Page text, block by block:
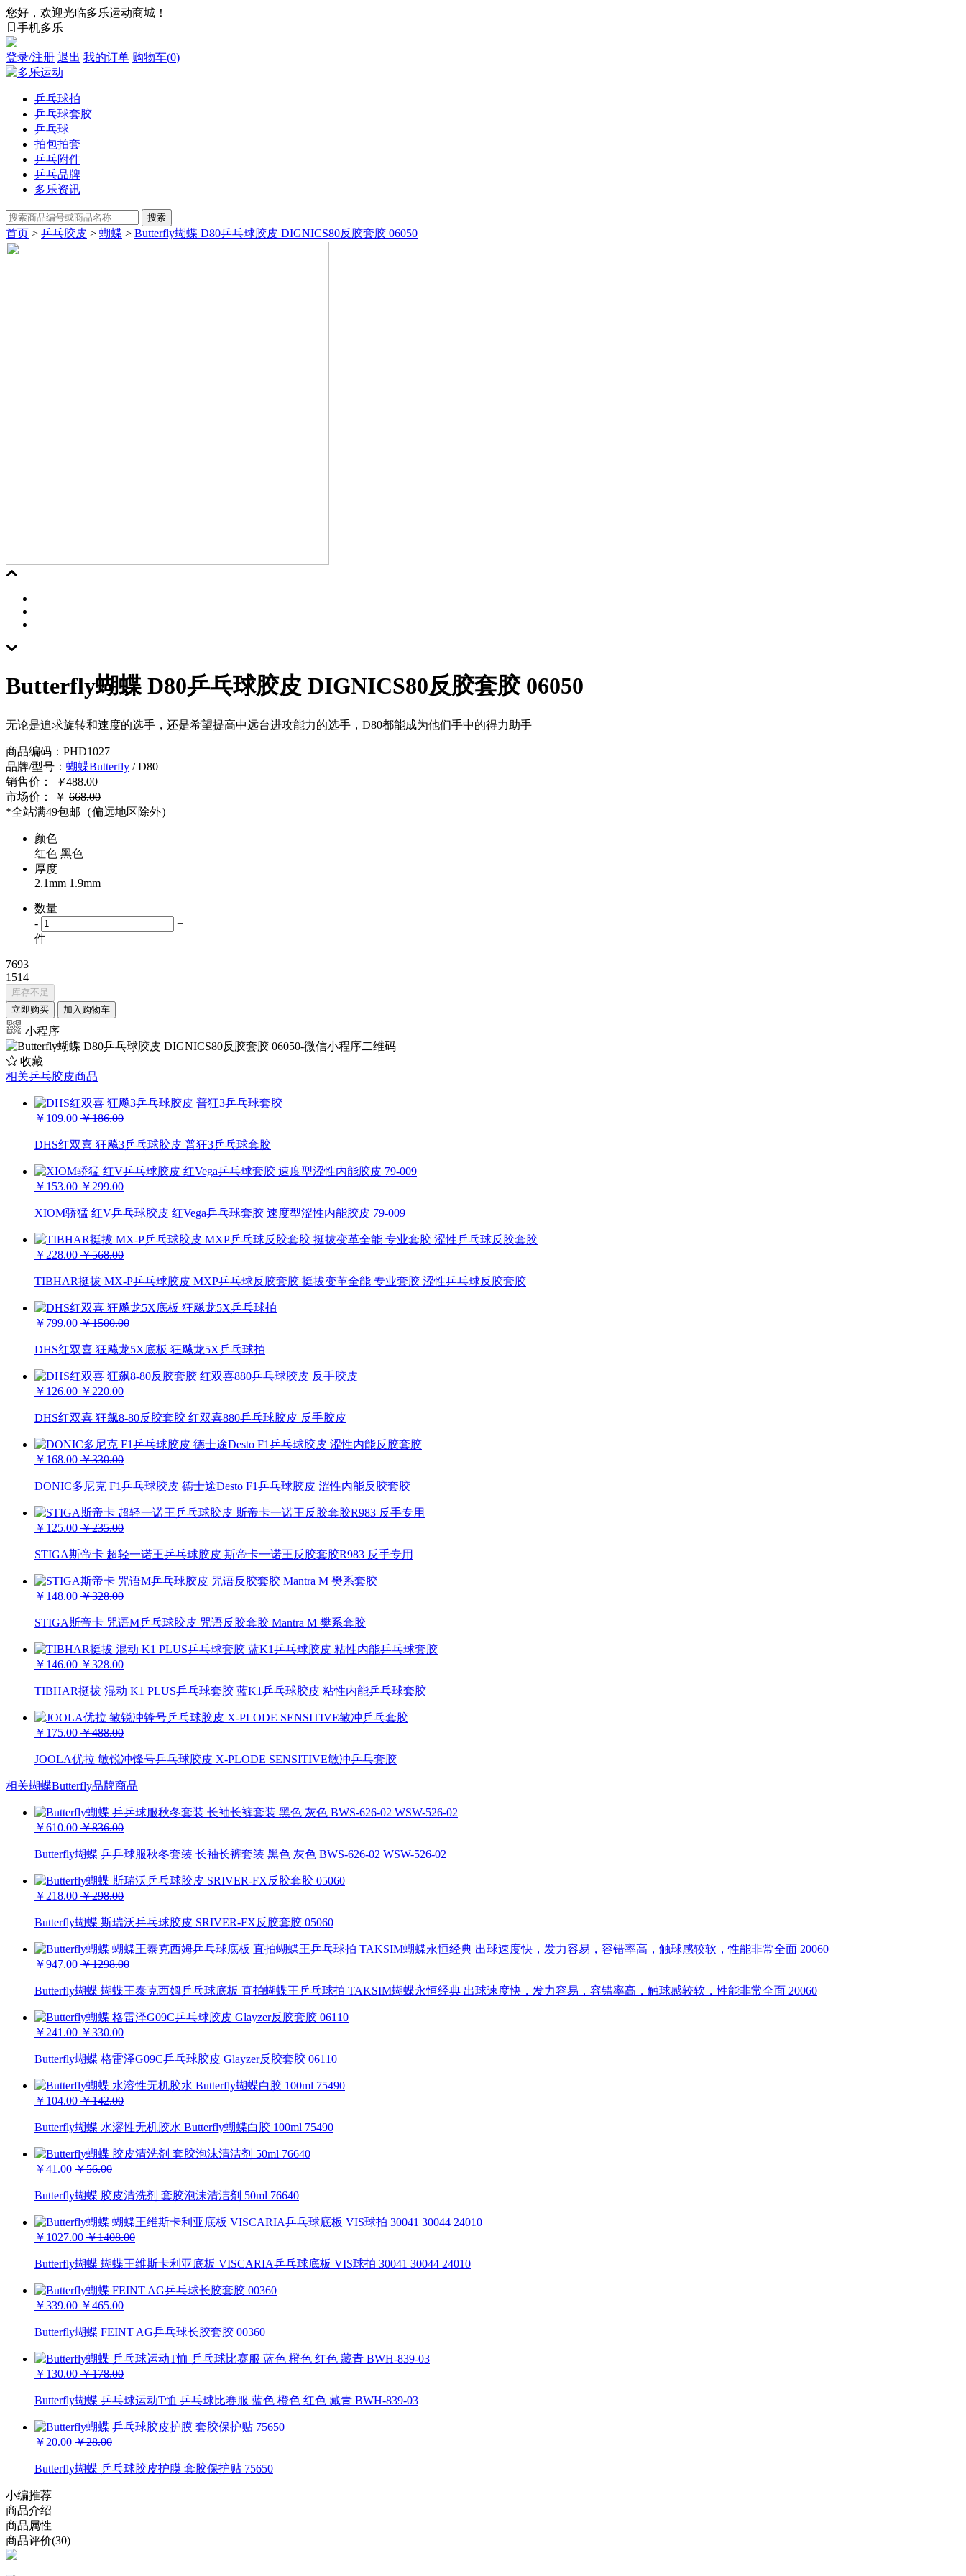
您好，欢迎光临多乐运动商城！
手机多乐
登录/注册 退出 我的订单 购物车(0)
乒乓球拍
乒乓球套胶
乒乓球
拍包拍套
乒乓附件
乒乓品牌
多乐资讯
首页 > 乒乓胶皮 > 蝴蝶 > Butterfly蝴蝶 D80乒乓球胶皮 DIGNICS80反胶套胶 06050
Butterfly蝴蝶 D80乒乓球胶皮 DIGNICS80反胶套胶 06050
无论是追求旋转和速度的选手，还是希望提高中远台进攻能力的选手，D80都能成为他们手中的得力助手
商品编码 ： PHD1027
品牌/型号 ： 蝴蝶Butterfly / D80
销售价：
￥488.00
市场价：
￥ 668.00
*全站满49包邮（偏远地区除外）
颜色
红色 黑色
厚度
2.1mm 1.9mm
数量
-
+
件
7693
1514
库存不足
立即购买
加入购物车
小程序
收藏
相关乒乓胶皮商品
￥109.00 ￥186.00
DHS红双喜 狂飚3乒乓球胶皮 普狂3乒乓球套胶
￥153.00 ￥299.00
XIOM骄猛 红V乒乓球胶皮 红Vega乒乓球套胶 速度型涩性内能胶皮 79-009
￥228.00 ￥568.00
TIBHAR挺拔 MX-P乒乓球胶皮 MXP乒乓球反胶套胶 挺拔变革全能 专业套胶 涩性乒乓球反胶套胶
￥799.00 ￥1500.00
DHS红双喜 狂飚龙5X底板 狂飚龙5X乒乓球拍
￥126.00 ￥220.00
DHS红双喜 狂飙8-80反胶套胶 红双喜880乒乓球胶皮 反手胶皮
￥168.00 ￥330.00
DONIC多尼克 F1乒乓球胶皮 德士途Desto F1乒乓球胶皮 涩性内能反胶套胶
￥125.00 ￥235.00
STIGA斯帝卡 超轻一诺王乒乓球胶皮 斯帝卡一诺王反胶套胶R983 反手专用
￥148.00 ￥328.00
STIGA斯帝卡 咒语M乒乓球胶皮 咒语反胶套胶 Mantra M 樊系套胶
￥146.00 ￥328.00
TIBHAR挺拔 混动 K1 PLUS乒乓球套胶 蓝K1乒乓球胶皮 粘性内能乒乓球套胶
￥175.00 ￥488.00
JOOLA优拉 敏锐冲锋号乒乓球胶皮 X-PLODE SENSITIVE敏冲乒乓套胶
相关蝴蝶Butterfly品牌商品
￥610.00 ￥836.00
Butterfly蝴蝶 乒乒球服秋冬套装 长袖长裤套装 黑色 灰色 BWS-626-02 WSW-526-02
￥218.00 ￥298.00
Butterfly蝴蝶 斯瑞沃乒乓球胶皮 SRIVER-FX反胶套胶 05060
￥947.00 ￥1298.00
Butterfly蝴蝶 蝴蝶王泰克西姆乒乓球底板 直拍蝴蝶王乒乓球拍 TAKSIM蝴蝶永恒经典 出球速度快，发力容易，容错率高，触球感较软，性能非常全面 20060
￥241.00 ￥330.00
Butterfly蝴蝶 格雷泽G09C乒乓球胶皮 Glayzer反胶套胶 06110
￥104.00 ￥142.00
Butterfly蝴蝶 水溶性无机胶水 Butterfly蝴蝶白胶 100ml 75490
￥41.00 ￥56.00
Butterfly蝴蝶 胶皮清洗剂 套胶泡沫清洁剂 50ml 76640
￥1027.00 ￥1408.00
Butterfly蝴蝶 蝴蝶王维斯卡利亚底板 VISCARIA乒乓球底板 VIS球拍 30041 30044 24010
￥339.00 ￥465.00
Butterfly蝴蝶 FEINT AG乒乓球长胶套胶 00360
￥130.00 ￥178.00
Butterfly蝴蝶 乒乓球运动T恤 乒乓球比赛服 蓝色 橙色 红色 藏青 BWH-839-03
￥20.00 ￥28.00
Butterfly蝴蝶 乒乓球胶皮护膜 套胶保护贴 75650
小编推荐
商品介绍
商品属性
商品评价(30)